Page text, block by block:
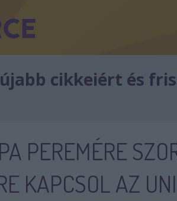
cikkeiért és
PEREMÉRE
KAPCSOL AZ